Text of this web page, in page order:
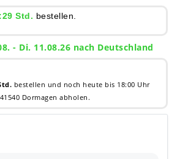
Std. bestellen.
- Di. 11.08.26 nach Deutschland
bestellen und noch heute bis 18:00 Uhr
Dormagen abholen.